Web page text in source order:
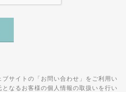
サイトの「お問い合わせ」をご利用い
なるお客様の個人情報の取扱いを行い